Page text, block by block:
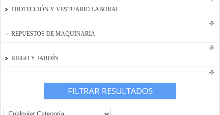
PROTECCIÓN Y VESTUARIO LABORAL
REPUESTOS DE MAQUINARIA
RIEGO Y JARDÍN
FILTRAR RESULTADOS